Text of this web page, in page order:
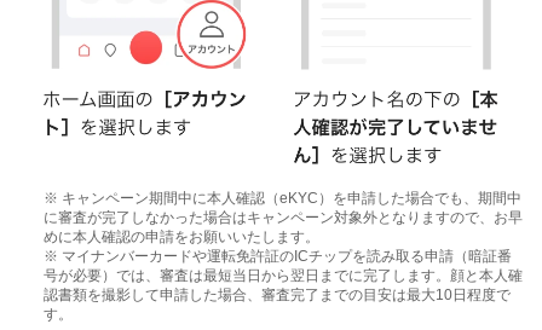
※ キャンペーン期間中に本人確認（eKYC）を申請した場合でも、期間中
に審査が完了しなかった場合はキャンペーン対象外となりますので、お早
めに本人確認の申請をお願いいたします。
※ マイナンバーカードや運転免許証のICチップを読み取る申請（暗証番
号が必要）では、審査は最短当日から翌日までに完了します。顔と本人確
認書類を撮影して申請した場合、審査完了までの目安は最大10日程度で
す。